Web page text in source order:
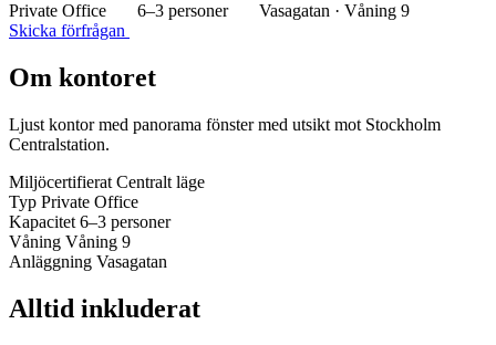
Private Office 6–3 personer
Vasagatan · Våning 9
Skicka förfrågan
Om kontoret
Ljust kontor med panorama fönster med utsikt mot Stockholm
Centralstation.
Miljöcertifierat Centralt läge
Typ Private Office
Kapacitet 6–3 personer
Våning Våning 9
Anläggning Vasagatan
Alltid inkluderat